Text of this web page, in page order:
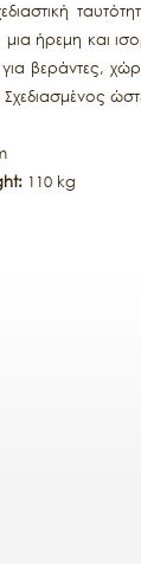
μια ήρεμη
για βεράντες,
110 kg